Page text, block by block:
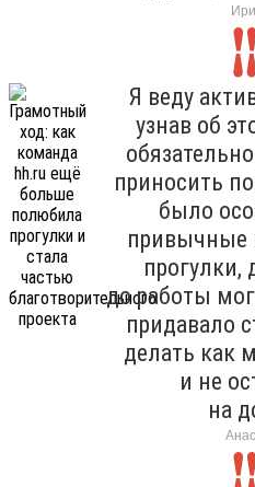
Я веду
узнав об
приносить
было
привычные
прогулки,
до работы
придавало
делать как
и не
на